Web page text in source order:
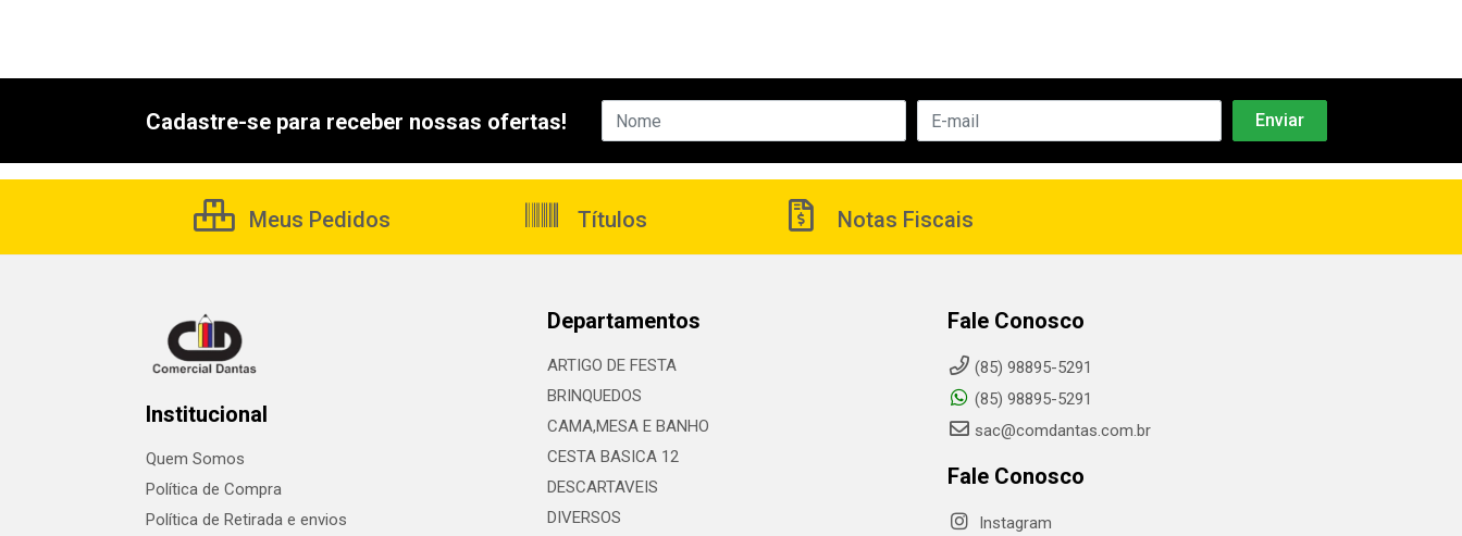
Cadastre-se para receber nossas ofertas!
Meus Pedidos Títulos Notas Fiscais
Institucional
Quem Somos
Política de Compra
Política de Retirada e envios
Departamentos
ARTIGO DE FESTA
BRINQUEDOS
CAMA,MESA E BANHO
CESTA BASICA 12
DESCARTAVEIS
DIVERSOS
Fale Conosco
(85) 98895-5291
(85) 98895-5291
sac@comdantas.com.br
Fale Conosco
Instagram